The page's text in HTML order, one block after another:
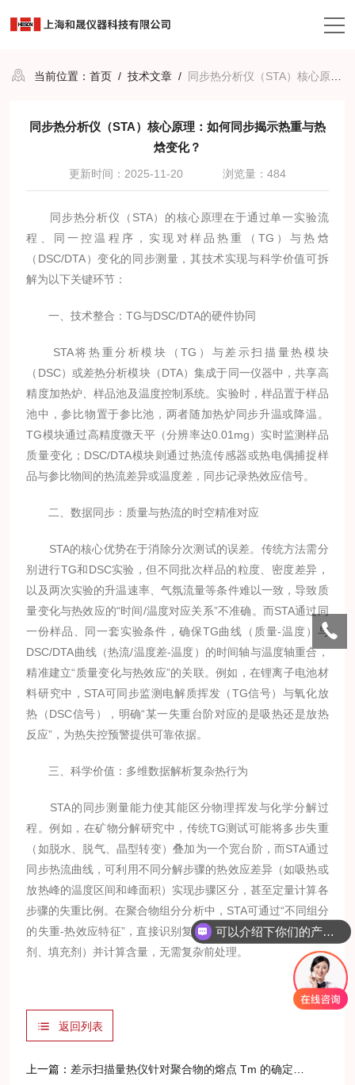
当前位置：首页 /技术文章 / 同步热分析仪（STA）核心原理：如何同步揭示热重与热焓变化？
同步热分析仪（STA）核心原理：如何同步揭示热重与热
焓变化？
更新时间：2025-11-20 浏览量：484
同步热分析仪（STA）的核心原理在于通过单一实验流
程、同一控温程序，实现对样品热重（TG）与热焓
（DSC/DTA）变化的同步测量，其技术实现与科学价值可拆
解为以下关键环节：
一、技术整合：TG与DSC/DTA的硬件协同
STA将热重分析模块（TG）与差示扫描量热模块
（DSC）或差热分析模块（DTA）集成于同一仪器中，共享高
精度加热炉、样品池及温度控制系统。实验时，样品置于样品
池中，参比物置于参比池，两者随加热炉同步升温或降温。
TG模块通过高精度微天平（分辨率达0.01mg）实时监测样品
质量变化；DSC/DTA模块则通过热流传感器或热电偶捕捉样
品与参比物间的热流差异或温度差，同步记录热效应信号。
二、数据同步：质量与热流的时空精准对应
STA的核心优势在于消除分次测试的误差。传统方法需分
别进行TG和DSC实验，但不同批次样品的粒度、密度差异，
以及两次实验的升温速率、气氛流量等条件难以一致，导致质
量变化与热效应的“时间/温度对应关系”不准确。而STA通过同
一份样品、同一套实验条件，确保TG曲线（质量-温度）与
DSC/DTA曲线（热流/温度差-温度）的时间轴与温度轴重合，
精准建立“质量变化与热效应”的关联。例如，在锂离子电池材
料研究中，STA可同步监测电解质挥发（TG信号）与氧化放
热（DSC信号），明确“某一失重台阶对应的是吸热还是放热
反应”，为热失控预警提供可靠依据。
三、科学价值：多维数据解析复杂热行为
STA的同步测量能力使其能区分物理挥发与化学分解过
程。例如，在矿物分解研究中，传统TG测试可能将多步失重
（如脱水、脱气、晶型转变）叠加为一个宽台阶，而STA通过
同步热流曲线，可利用不同分解步骤的热效应差异（如吸热或
放热峰的温度区间和峰面积）实现步骤区分，甚至定量计算各
步骤的失重比例。在聚合物组分分析中，STA可通过“不同组分
的失重-热效应特征”，直接识别复杂组分（如基体树脂、增塑
剂、填充剂）并计算含量，无需复杂前处理。
返回列表
上一篇： 差示扫描量热仪针对聚合物的熔点 Tm 的确定和测定
可以介绍下你们的产品么？